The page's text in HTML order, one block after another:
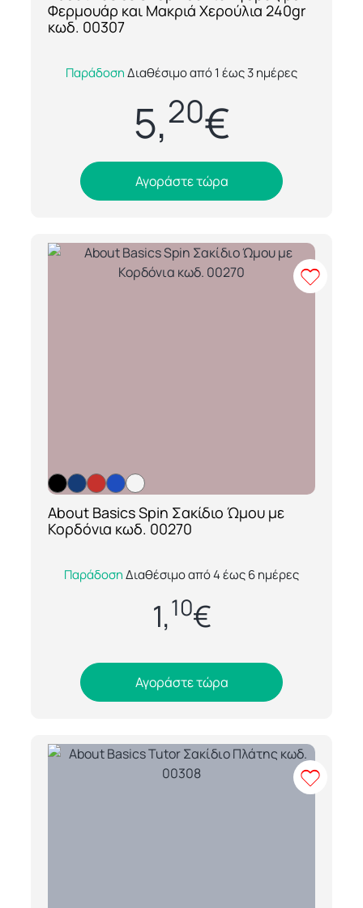
Φερμουάρ και Μακριά Χερούλια 240gr
κωδ. 00307
Η About Basics Shop 00307 είναι μια
premium τσάντα αγοράς με φερμουάρ,
κατασκευασμένη από ανθεκτικό ύφασμα
240gr, ιδανικ...
ΠαράδοσηΔιαθέσιμο από 1 έως 3 ημέρες
5,20€
Αγοράστε τώρα
[ti_wishlists_addtowishlist loop=yes]
About Basics Spin Σακίδιο Ώμου με
Κορδόνια κωδ. 00270
Το Spin σακίδιο ώμου τύπου πουγκί της
σειράς About Basics συνδυάζει απλότητα,
λειτουργικότητα και εργονομικό
σχεδιασμό....
ΠαράδοσηΔιαθέσιμο από 4 έως 6 ημέρες
1,10€
Αγοράστε τώρα